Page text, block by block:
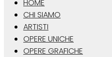
HOME
CHI SIAMO
ARTISTI
OPERE UNICHE
OPERE GRAFICHE